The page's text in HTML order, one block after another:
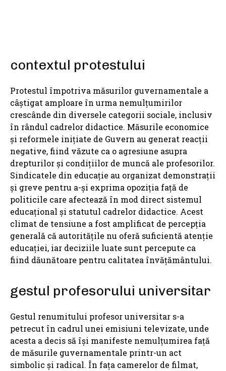
contextul protestului
Protestul împotriva măsurilor guvernamentale a
câștigat amploare în urma nemulțumirilor
crescânde din diversele categorii sociale, inclusiv
în rândul cadrelor didactice. Măsurile economice
și reformele inițiate de Guvern au generat reacții
negative, fiind văzute ca o agresiune asupra
drepturilor și condițiilor de muncă ale profesorilor.
Sindicatele din educație au organizat demonstrații
și greve pentru a-și exprima opoziția față de
politicile care afectează în mod direct sistemul
educațional și statutul cadrelor didactice. Acest
climat de tensiune a fost amplificat de percepția
generală că autoritățile nu oferă suficientă atenție
educației, iar deciziile luate sunt percepute ca
fiind dăunătoare pentru calitatea învățământului.
gestul profesorului universitar
Gestul renumitului profesor universitar s-a
petrecut în cadrul unei emisiuni televizate, unde
acesta a decis să își manifeste nemulțumirea față
de măsurile guvernamentale printr-un act
simbolic și radical. În fața camerelor de filmat,